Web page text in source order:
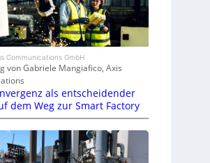
Communications GmbH
von Gabriele Mangiafico, Axis
als entscheidender
dem Weg zur Smart Factory